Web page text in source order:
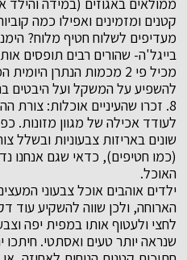
ממולאים באגוזים (במידה והילד
קטנים ומזמינים ואפילו כמה
מעדיפים לשלוח חטיף מלוח?
בייגל'ה- שהורים רבים תופסים
מכיל פי 2 מכמות הנתרן
להשפיע על המשקל ועל היבטים
8. זכרו שהעיניים אוכלות: צורת
לעודד אכילה של מגוון מזונות.
שונים באריזות צבעוניות ובשלל
(כמו חטיפים), כדאי שגם אנחנו
האוכל.
ילדים אוהבים אוכל צבעוני
הארוחה, ולכן שווה להשקיע עוד
לחצי ולעטוף אותו במפית יפה
שנראה יותר טעים ואסתטי. חיתכו